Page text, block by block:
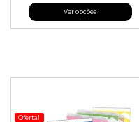
Ver opções
Oferta!